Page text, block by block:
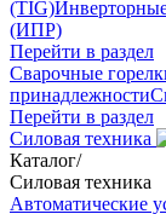
(TIG)
(ИПР)
Перейти в раздел
Сварочные
принадлежности
Перейти в раздел
Силовая техника
Каталог/
Силовая техника
Автоматические